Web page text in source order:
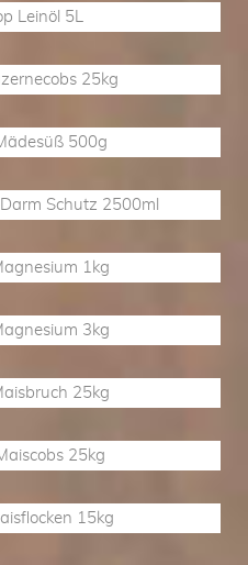
Leinöl 5L
25kg
500g
Schutz 2500ml
1kg
3kg
25kg
25kg
15kg